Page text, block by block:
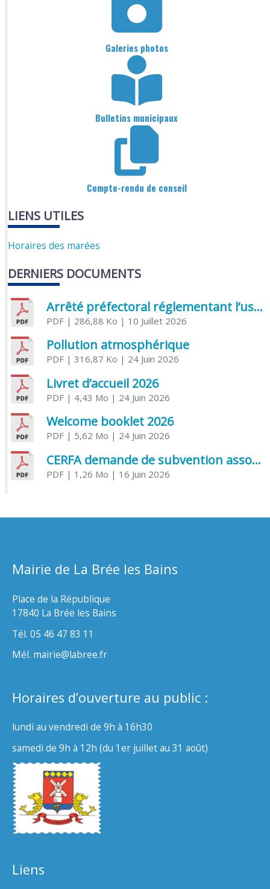
Galeries photos
Bulletins municipaux
Compte-rendu de conseil
LIENS UTILES
Horaires des marées
DERNIERS DOCUMENTS
Arrêté préfectoral réglementant l’usage de l’eau
PDF| 286,88 Ko | 10 Juillet 2026
Pollution atmosphérique
PDF| 316,87 Ko | 24 Juin 2026
Livret d’accueil 2026
PDF| 4,43 Mo | 24 Juin 2026
Welcome booklet 2026
PDF| 5,62 Mo | 24 Juin 2026
CERFA demande de subvention association
PDF| 1,26 Mo | 16 Juin 2026
Mairie de La Brée les Bains
Place de la République
17840 La Brée les Bains
Tél. 05 46 47 83 11
Mél. mairie@labree.fr
Horaires d’ouverture au public :
lundi au vendredi de 9h à 16h30
samedi de 9h à 12h (du 1er juillet au 31 août)
Liens